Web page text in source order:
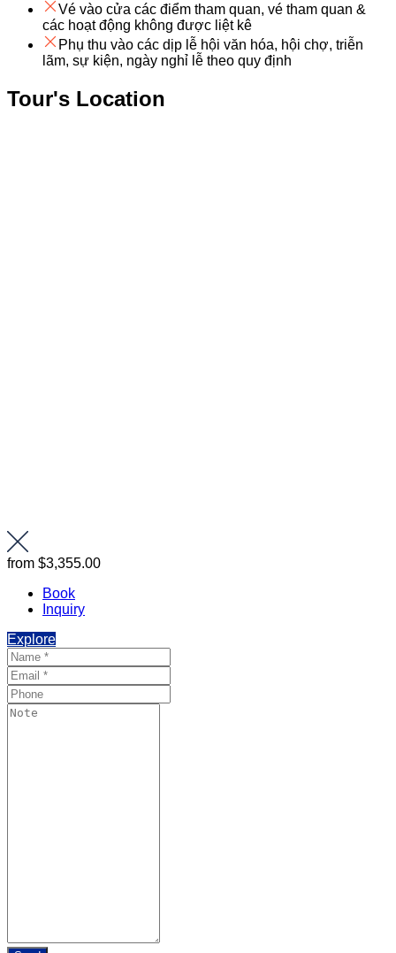
Vé vào cửa các điểm tham quan, vé tham quan &
các hoạt động không được liệt kê
Phụ thu vào các dịp lễ hội văn hóa, hội chợ, triễn
lãm, sự kiện, ngày nghỉ lễ theo quy định
Tour's Location
from $3,355.00
Book
Inquiry
Explore